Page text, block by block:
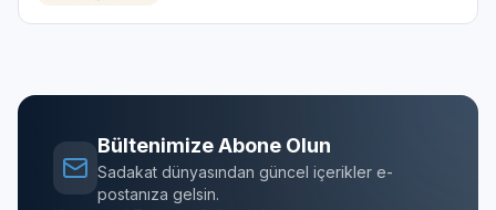
Bültenimize Abone Olun
Sadakat dünyasından güncel içerikler e-
postanıza gelsin.